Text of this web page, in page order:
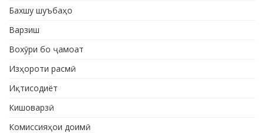
Бахшу шуъбаҳо
Варзиш
Вохӯри бо ҷамоат
Изҳороти расмӣ
Иқтисодиёт
Кишоварзӣ
Комиссияҳои доимӣ